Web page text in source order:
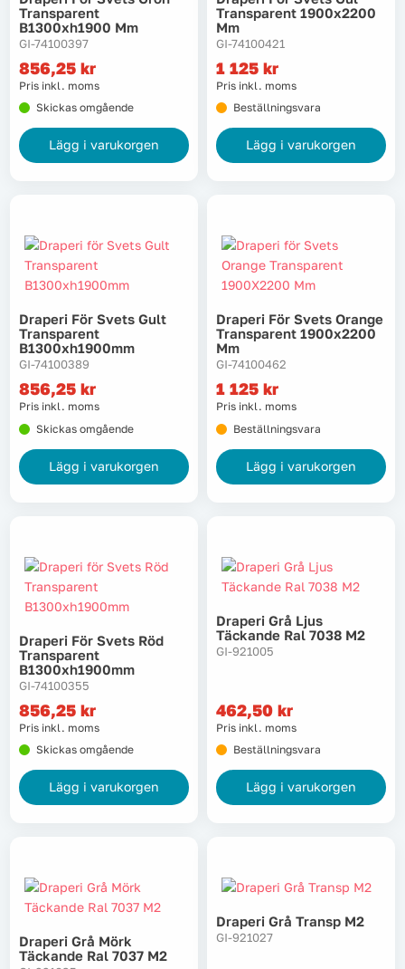
Transparent
B1300xh1900 Mm
GI-74100397
856,25 kr
Pris inkl. moms
Skickas omgående
Lägg i varukorgen
Transparent 1900x2200
Mm
GI-74100421
1 125 kr
Pris inkl. moms
Beställningsvara
Lägg i varukorgen
Draperi För Svets Gult
Transparent
B1300xh1900mm
GI-74100389
856,25 kr
Pris inkl. moms
Skickas omgående
Lägg i varukorgen
Draperi För Svets Orange
Transparent 1900x2200
Mm
GI-74100462
1 125 kr
Pris inkl. moms
Beställningsvara
Lägg i varukorgen
Draperi För Svets Röd
Transparent
B1300xh1900mm
GI-74100355
856,25 kr
Pris inkl. moms
Skickas omgående
Lägg i varukorgen
Draperi Grå Ljus
Täckande Ral 7038 M2
GI-921005
462,50 kr
Pris inkl. moms
Beställningsvara
Lägg i varukorgen
Draperi Grå Mörk
Täckande Ral 7037 M2
Draperi Grå Transp M2
GI-921027